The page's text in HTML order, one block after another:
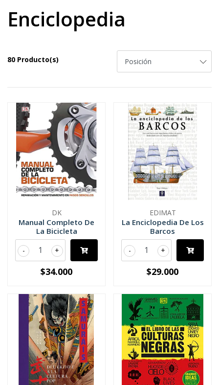
Enciclopedia
80 Producto(s)
DK
Manual Completo De
La Bicicleta
+
-
$34.000
EDIMAT
La Enciclopedia De Los
Barcos
+
-
$29.000